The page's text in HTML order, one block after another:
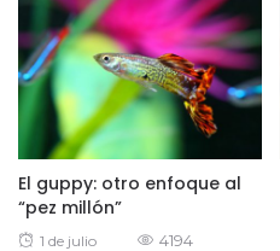
El guppy: otro enfoque al
“pez millón”
Posted
1 de julio 4194